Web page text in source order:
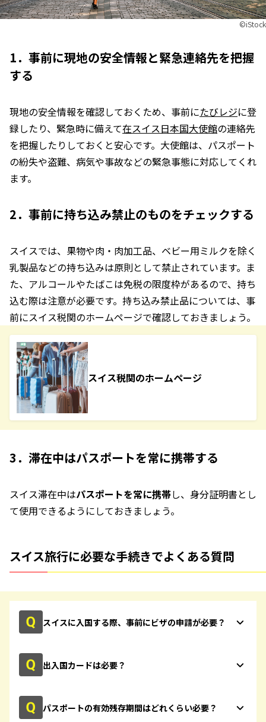
©︎iStock
1．事前に現地の安全情報と緊急連絡先を把握
する
現地の安全情報を確認しておくため、事前にたびレジに登
録したり、緊急時に備えて在スイス日本国大使館の連絡先
を把握したりしておくと安心です。大使館は、パスポート
の紛失や盗難、病気や事故などの緊急事態に対応してくれ
ます。
2．事前に持ち込み禁止のものをチェックする
スイスでは、果物や肉・肉加工品、ベビー用ミルクを除く
乳製品などの持ち込みは原則として禁止されています。ま
た、アルコールやたばこは免税の限度枠があるので、持ち
込む際は注意が必要です。持ち込み禁止品については、事
前にスイス税関のホームページで確認しておきましょう。
スイス税関のホームページ
3．滞在中はパスポートを常に携帯する
スイス滞在中はパスポートを常に携帯し、身分証明書とし
て使用できるようにしておきましょう。
スイス旅行に必要な手続きでよくある質問
スイスに入国する際、事前にビザの申請が必要？
出入国カードは必要？
パスポートの有効残存期間はどれくらい必要？